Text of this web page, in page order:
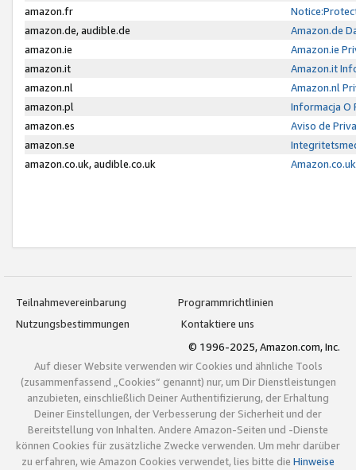
amazon.fr
amazon.de, audible.de
Amazon.de
amazon.ie
Amazon.ie
amazon.it
Amazon.it
amazon.nl
Amazon.nl
amazon.pl
Informacja O
amazon.es
Aviso de
amazon.se
amazon.co.uk, audible.co.uk
Teilnahmevereinbarung
Programmrichtlinien
Nutzungsbestimmungen
Kontaktiere uns
© 1996-2025, Amazon.com, Inc.
Auf dieser Website verwenden wir Cookies und ähnliche Tools
(zusammenfassend „Cookies“ genannt) nur, um Dir Dienstleistungen
anzubieten, einschließlich Deiner Authentifizierung, der Erhaltung
Deiner Einstellungen, der Verbesserung der Sicherheit und der
Bereitstellung von Inhalten. Andere Amazon-Seiten und -Dienste
können Cookies für zusätzliche Zwecke verwenden. Um mehr darüber
zu erfahren, wie Amazon Cookies verwendet, lies bitte die Hinweise